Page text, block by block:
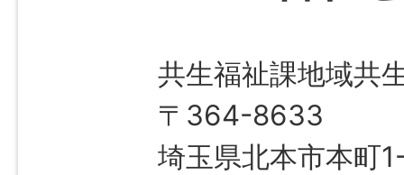
共生福祉課地域共
〒364-8633
埼玉県北本市本町